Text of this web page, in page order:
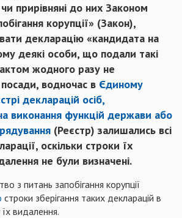
прирівняні до них Законом
корупції» (Закон),
декларацію «кандидата на
деякі особи, що подали такі
жодного разу не
водночас в Єдиному
декларацій осіб,
виконання функцій держави або
(Реєстр) залишались всі
оскільки строки їх
не були визначені.
з питань запобігання корупції
строки зберігання таких декларацій в
їх видалення.